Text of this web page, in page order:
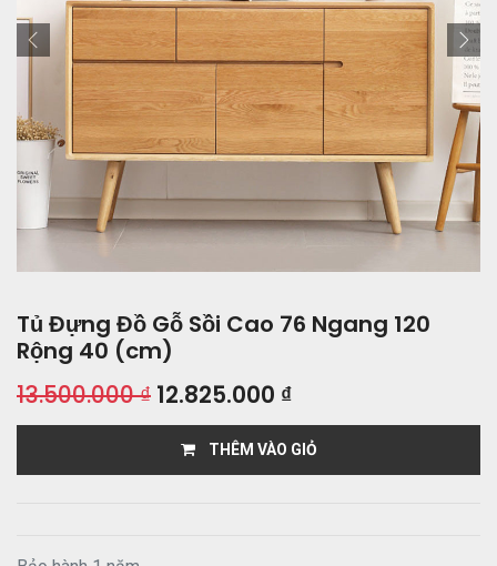
Tủ Đựng Đồ Gỗ Sồi Cao 76 Ngang 120
Rộng 40 (cm)
13.500.000₫ 12.825.000 ₫
THÊM VÀO GIỎ